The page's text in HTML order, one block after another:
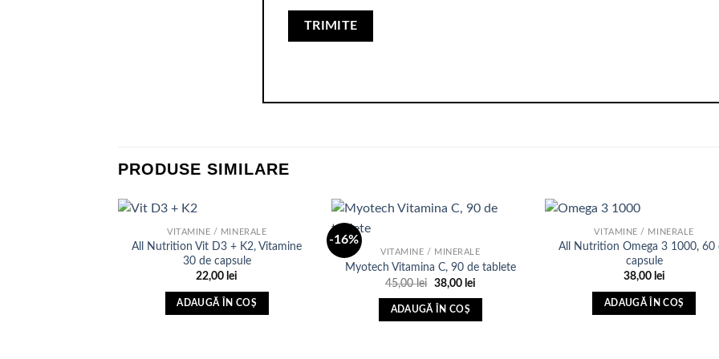
PRODUSE SIMILARE
VITAMINE / MINERALE
All Nutrition Vit D3 + K2, Vitamine
30 de capsule
22,00 lei
ADAUGĂ ÎN COȘ
-16%
Adauga
VITAMINE / MINERALE
Myotech Vitamina C, 90 de tablete
45,00lei Prețul
a
fost:
38,00 leiPrețul
ADAUGĂ ÎN COȘ
VITAMINE / MINERALE
All Nutrition Omega 3 1000, 60
capsule
38,00 lei
ADAUGĂ ÎN COȘ